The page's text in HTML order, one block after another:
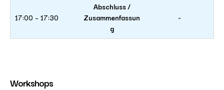
17:00 – 17:30
Abschluss /
Zusammenfassun
g
~
Workshops